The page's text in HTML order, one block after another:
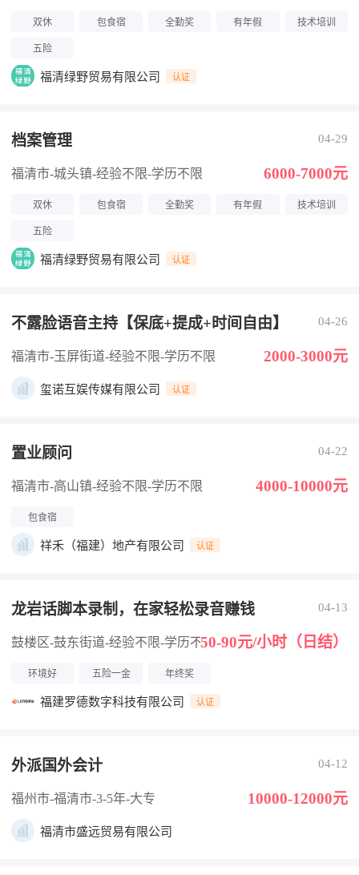
双休 包食宿 全勤奖 有年假 技术培训
五险
福清绿野贸易有限公司 认证
档案管理 04-29
福清市-城头镇-经验不限-学历不限 6000-7000元
双休 包食宿 全勤奖 有年假 技术培训
五险
福清绿野贸易有限公司 认证
不露脸语音主持【保底+提成+时间自由】 04-26
福清市-玉屏街道-经验不限-学历不限 2000-3000元
玺诺互娱传媒有限公司 认证
置业顾问 04-22
福清市-高山镇-经验不限-学历不限 4000-10000元
包食宿
祥禾（福建）地产有限公司 认证
龙岩话脚本录制，在家轻松录音赚钱 04-13
鼓楼区-鼓东街道-经验不限-学历不限50-90元/小时（日结）
环境好 五险一金 年终奖
福建罗德数字科技有限公司 认证
外派国外会计 04-12
福州市-福清市-3-5年-大专 10000-12000元
福清市盛远贸易有限公司